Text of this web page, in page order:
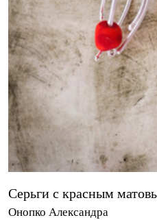
Серьги с красным
Онопко Александра